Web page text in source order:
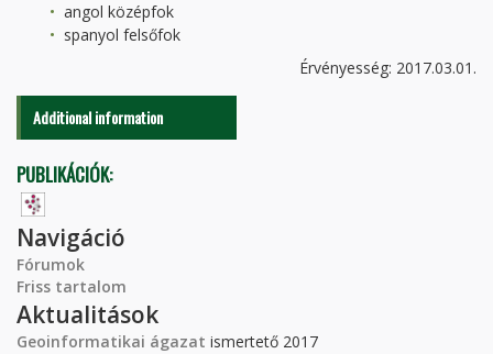
angol középfok
spanyol felsőfok
Érvényesség: 2017.03.01.
Additional information
PUBLIKÁCIÓK:
Navigáció
Fórumok
Friss tartalom
Aktualitások
Geoinformatikai ágazat ismertető 2017